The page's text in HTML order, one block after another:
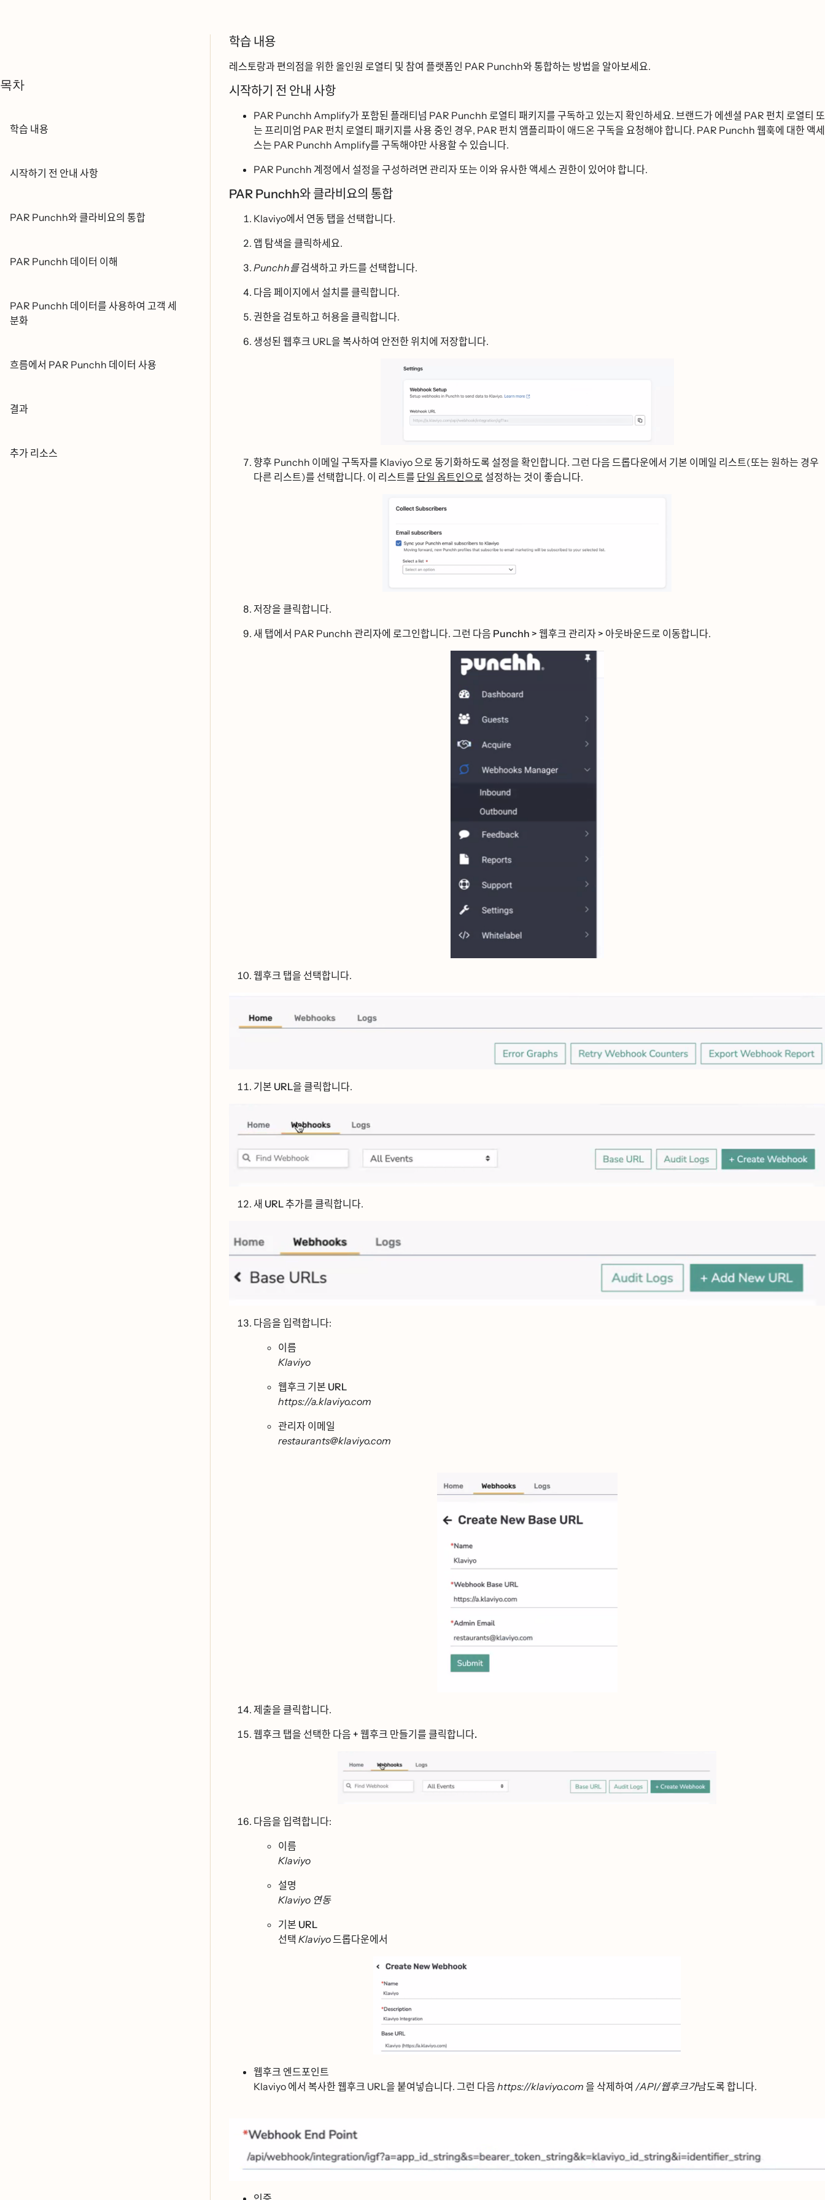
목차
학습 내용
시작하기 전 안내 사항
PAR Punchh와 클라비요의 통합
PAR Punchh 데이터 이해
PAR Punchh 데이터를 사용하여 고객 세
분화
흐름에서 PAR Punchh 데이터 사용
결과
추가 리소스
학습 내용
레스토랑과 편의점을 위한 올인원 로열티 및 참여 플랫폼인 PAR Punchh와 통합하는 방법을 알아보세요.
시작하기 전 안내 사항
PAR Punchh Amplify가 포함된 플래티넘 PAR Punchh 로열티 패키지를 구독하고 있는지 확인하세요. 브랜드가 에센셜 PAR 펀치 로열티 또
는 프리미엄 PAR 펀치 로열티 패키지를 사용 중인 경우, PAR 펀치 앰플리파이 애드온 구독을 요청해야 합니다. PAR Punchh 웹훅에 대한 액세
스는 PAR Punchh Amplify를 구독해야만 사용할 수 있습니다.
PAR Punchh 계정에서 설정을 구성하려면 관리자 또는 이와 유사한 액세스 권한이 있어야 합니다.
PAR Punchh와 클라비요의 통합
Klaviyo에서 연동 탭을 선택합니다.
앱 탐색을 클릭하세요.
Punchh를검색하고 카드를 선택합니다.
다음 페이지에서 설치를 클릭합니다.
권한을 검토하고 허용을 클릭합니다.
생성된 웹후크 URL을 복사하여 안전한 위치에 저장합니다.
향후 Punchh 이메일 구독자를 Klaviyo 으로 동기화하도록 설정을 확인합니다. 그런 다음 드롭다운에서 기본 이메일 리스트(또는 원하는 경우
다른 리스트)를 선택합니다. 이 리스트를 단일 옵트인으로 설정하는 것이 좋습니다.
저장을 클릭합니다.
새 탭에서 PAR Punchh 관리자에 로그인합니다. 그런 다음 Punchh > 웹후크 관리자 > 아웃바운드로 이동합니다.
웹후크 탭을 선택합니다.
기본 URL을 클릭합니다.
새 URL 추가를 클릭합니다.
다음을 입력합니다:
이름
Klaviyo
웹후크 기본 URL
https://a.klaviyo.com
관리자 이메일
restaurants@klaviyo.com
제출을 클릭합니다.
웹후크 탭을 선택한 다음 + 웹후크 만들기를 클릭합니다.
다음을 입력합니다:
이름
Klaviyo
설명
Klaviyo 연동
기본 URL
선택 Klaviyo 드롭다운에서
웹후크 엔드포인트
Klaviyo 에서 복사한 웹후크 URL을 붙여넣습니다. 그런 다음 https://klaviyo.com 을 삭제하여 /API/웹후크가남도록 합니다.